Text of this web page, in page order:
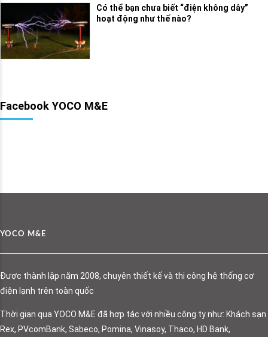
Có thể bạn chưa biết “điện không dây”
hoạt động như thế nào?
Facebook YOCO M&E
YOCO M&E
Được thành lập năm 2008, chuyên thiết kế và thi công hệ thống cơ
điện lạnh trên toàn quốc
Thời gian qua YOCO M&E đã hợp tác với nhiều công ty như: Khách sạn
Rex, PVcomBank, Sabeco, Pomina, Vinasoy, Thaco, HD Bank,